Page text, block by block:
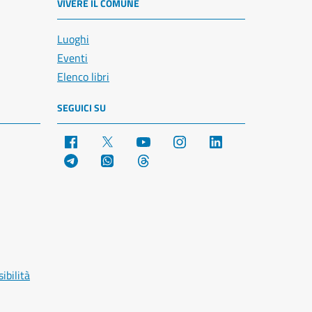
VIVERE IL COMUNE
Luoghi
Eventi
Elenco libri
SEGUICI SU
Facebook YouTube Instagram
Telegram WhatsApp